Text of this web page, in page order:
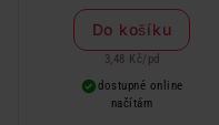
Do košíku
3,48 Kč/ pd
dostupné online
načítám